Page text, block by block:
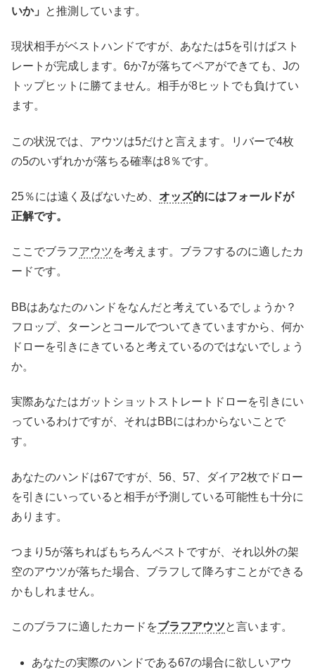
いか」 と推測しています。
現状相手がベストハンドですが、あなたは5を引けばスト
レートが完成します。6か7が落ちてペアができても、Jの
トップヒットに勝てません。相手が8ヒットでも負けてい
ます。
この状況では、アウツは5だけと言えます。リバーで4枚
の5のいずれかが落ちる確率は8％です。
25％には遠く及ばないため、 オッズ的にはフォールドが
正解です。
ここでブラフアウツを考えます。ブラフするのに適したカ
ードです。
BBはあなたのハンドをなんだと考えているでしょうか？
フロップ、ターンとコールでついてきていますから、何か
ドローを引きにきていると考えているのではないでしょう
か。
実際あなたはガットショットストレートドローを引きにい
っているわけですが、それはBBにはわからないことで
す。
あなたのハンドは67ですが、56、57、ダイア2枚でドロー
を引きにいっていると相手が予測している可能性も十分に
あります。
つまり5が落ちればもちろんベストですが、それ以外の架
空のアウツが落ちた場合、ブラフして降ろすことができる
かもしれません。
このブラフに適したカードをブラフアウツと言います。
あなたの実際のハンドである67の場合に欲しいアウ